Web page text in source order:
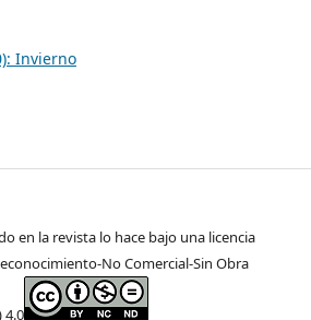
Invierno
en la revista lo hace bajo una licencia
No Comercial-Sin Obra
4.0